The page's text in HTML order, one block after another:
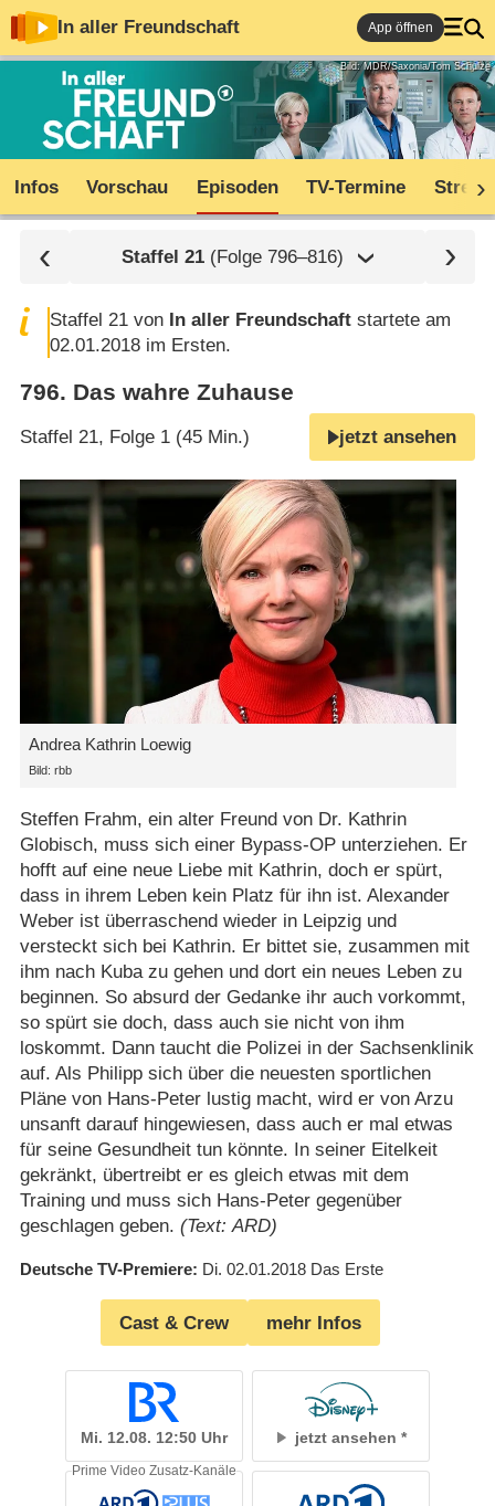
In aller Freundschaft App öffnen
Bild: MDR/Saxonia/Tom Schulze
Infos Vorschau Episoden TV-Termine
Staffel 21(Folge 796⁠–⁠816)
Staffel 21 von In aller Freundschaft startete am
02.01.2018 im Ersten.
796. Das wahre Zuhause
Staffel 21, Folge 1 (45 Min.) jetzt ansehen
Andrea Kathrin Loewig
Bild: rbb
Steffen Frahm, ein alter Freund von Dr. Kathrin
Globisch, muss sich einer Bypass-OP unterziehen. Er
hofft auf eine neue Liebe mit Kathrin, doch er spürt,
dass in ihrem Leben kein Platz für ihn ist. Alexander
Weber ist überraschend wieder in Leipzig und
versteckt sich bei Kathrin. Er bittet sie, zusammen mit
ihm nach Kuba zu gehen und dort ein neues Leben zu
beginnen. So absurd der Gedanke ihr auch vorkommt,
so spürt sie doch, dass auch sie nicht von ihm
loskommt. Dann taucht die Polizei in der Sachsenklinik
auf. Als Philipp sich über die neuesten sportlichen
Pläne von Hans-Peter lustig macht, wird er von Arzu
unsanft darauf hingewiesen, dass auch er mal etwas
für seine Gesundheit tun könnte. In seiner Eitelkeit
gekränkt, übertreibt er es gleich etwas mit dem
Training und muss sich Hans-Peter gegenüber
geschlagen geben. (Text: ARD)
Deutsche TV-Premiere Di. 02.01.2018 Das Erste
Cast & Crew mehr Infos
Mi. 12.08. 12:50 Uhr jetzt ansehen
Prime Video Zusatz-Kanäle